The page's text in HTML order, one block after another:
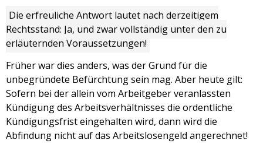
Die erfreuliche Antwort lautet nach derzeitigem
Rechtsstand: Ja, und zwar vollständig unter den zu
erläuternden Voraussetzungen!
Früher war dies anders, was der Grund für die
unbegründete Befürchtung sein mag. Aber heute gilt:
Sofern bei der allein vom Arbeitgeber veranlassten
Kündigung des Arbeitsverhältnisses die ordentliche
Kündigungsfrist eingehalten wird, dann wird die
Abfindung nicht auf das Arbeitslosengeld angerechnet!